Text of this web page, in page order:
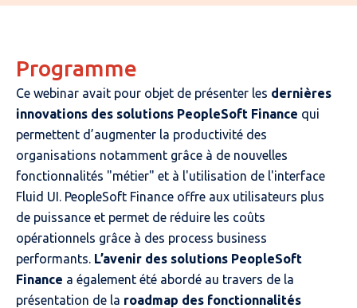
Programme
Ce webinar avait pour objet de présenter les dernières
innovations des solutions PeopleSoft Finance qui
permettent d’augmenter la productivité des
organisations notamment grâce à de nouvelles
fonctionnalités "métier" et à l'utilisation de l'interface
Fluid UI. PeopleSoft Finance offre aux utilisateurs plus
de puissance et permet de réduire les coûts
opérationnels grâce à des process business
performants. L’avenir des solutions PeopleSoft
Finance a également été abordé au travers de la
présentation de la roadmap des fonctionnalités